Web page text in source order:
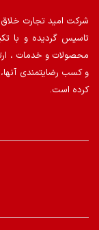
شرکت امید تجارت
تاسیس گردیده و با
محصولات و خدمات ،
و کسب رضایتمندی
کرده است.